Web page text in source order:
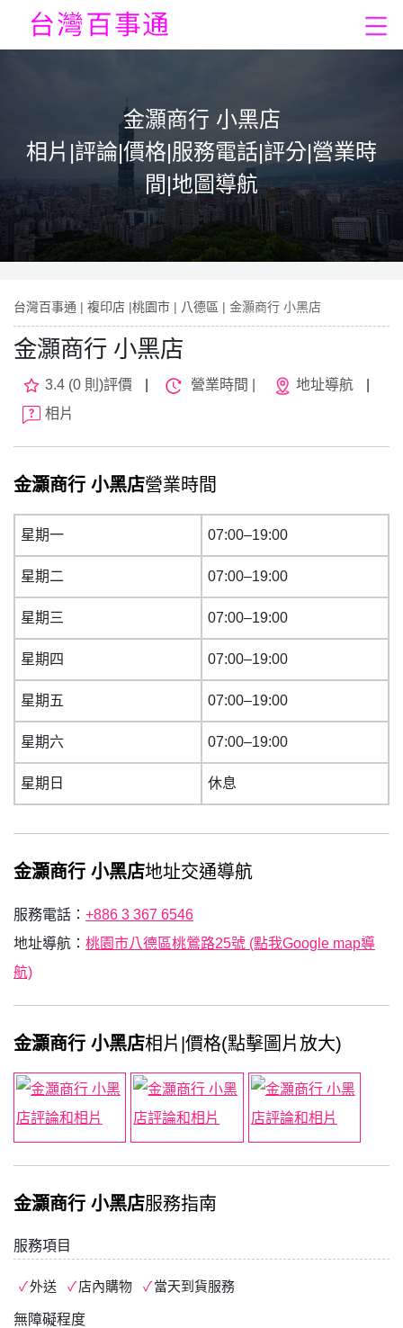
金灝商行 小黑店
相片|評論|價格|服務電話|評分|營業時
間|地圖導航
台灣百事通 | 複印店 |桃園市 | 八德區 | 金灝商行 小黑店
金灝商行 小黑店
3.4 (0 則)評價 營業時間 | 地址導航
相片
金灝商行 小黑店營業時間
星期一 07:00–19:00
星期二 07:00–19:00
星期三 07:00–19:00
星期四 07:00–19:00
星期五 07:00–19:00
星期六 07:00–19:00
星期日 休息
金灝商行 小黑店地址交通導航
服務電話： +886 3 367 6546
地址導航： 桃園市八德區桃鶯路25號 (點我Google map導
航)
金灝商行 小黑店相片|價格(點擊圖片放大)
金灝商行 小黑店服務指南
服務項目
外送 店內購物 當天到貨服務
無障礙程度